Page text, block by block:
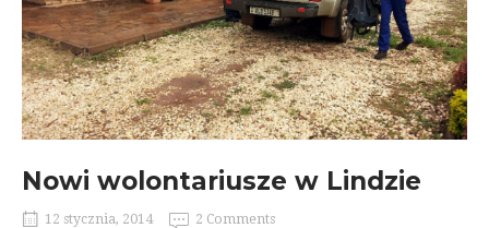
Nowi wolontariusze w Lindzie
12 stycznia, 2014 2 Comments